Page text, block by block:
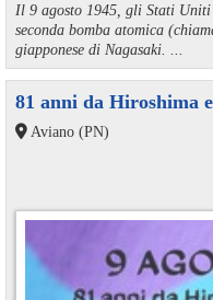
Il 9 agosto 1945, gli Stati Uniti
seconda bomba atomica
giapponese di Nagasaki. ...
81 anni da Hiroshima
Aviano (PN)